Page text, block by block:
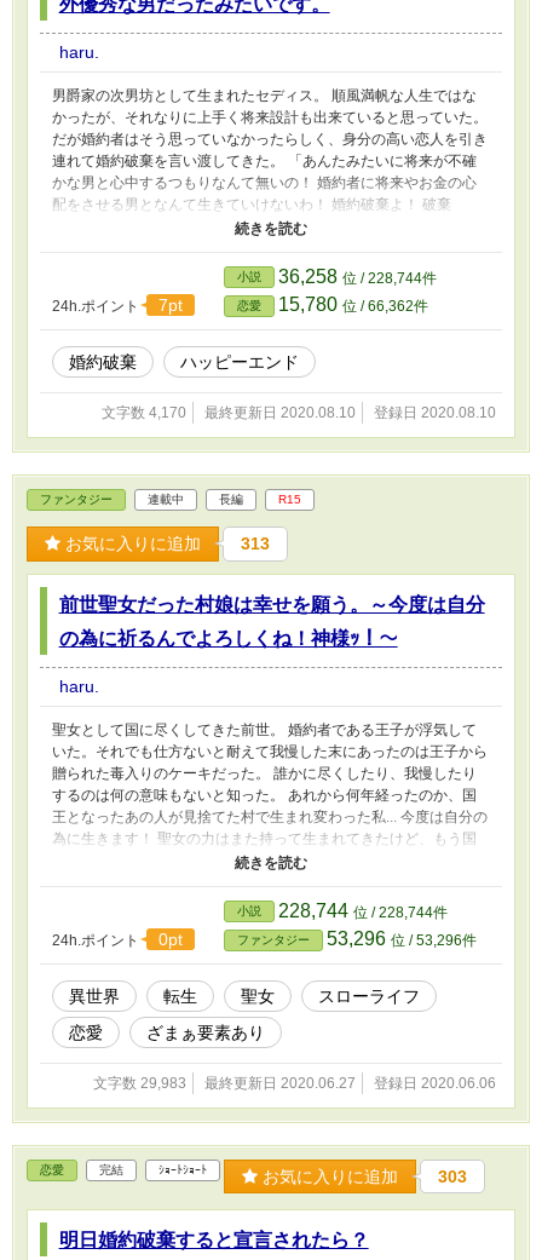
外優秀な男だったみたいです。
haru.
男爵家の次男坊として生まれたセディス。 順風満帆な人生ではな
かったが、それなりに上手く将来設計も出来ていると思っていた。
だが婚約者はそう思っていなかったらしく、身分の高い恋人を引き
連れて婚約破棄を言い渡してきた。 「あんたみたいに将来が不確
かな男と心中するつもりなんて無いの！ 婚約者に将来やお金の心
配をさせる男となんて生きていけないわ！ 婚約破棄よ！ 破棄
っ！」 婚約者には捨てられ、家族からは馬鹿にされて悔しくて惨
めな思いをした。 なんてダメな男なんだーーと嘆いたりもした。
だけど……俺って周囲が思っていたよりも無能ではなかったみた
24h.ポイント
7pt
小説 36,258 位 / 228,744件
恋愛 15,780 位 / 66,362件
婚約破棄 ハッピーエンド
文字数 4,170 最終更新日 2020.08.10 登録日 2020.08.10
ファンタジー 連載中 長編 R15
お気に入りに追加 313
前世聖女だった村娘は幸せを願う。～今度は自分
の為に祈るんでよろしくね！神様ｯ！～
haru.
聖女として国に尽くしてきた前世。 婚約者である王子が浮気して
いた。それでも仕方ないと耐えて我慢した末にあったのは王子から
贈られた毒入りのケーキだった。 誰かに尽くしたり、我慢したり
するのは何の意味もないと知った。 あれから何年経ったのか、国
王となったあの人が見捨てた村で生まれ変わった私... 今度は自分の
為に生きます！ 聖女の力はまた持って生まれてきたけど、もう国
の為には祈らない！ 今度は自分の幸せを第一に、自分の居場所を
24h.ポイント 0pt
小説 228,744 位 / 228,744件
ファンタジー 53,296 位 / 53,296件
異世界 転生 聖女
スローライフ
恋愛
ざまぁ要素あり
文字数 29,983 最終更新日 2020.06.27 登録日 2020.06.06
恋愛 完結 ｼｮｰﾄｼｮｰﾄ お気に入りに追加 303
明日婚約破棄すると宣言されたら？